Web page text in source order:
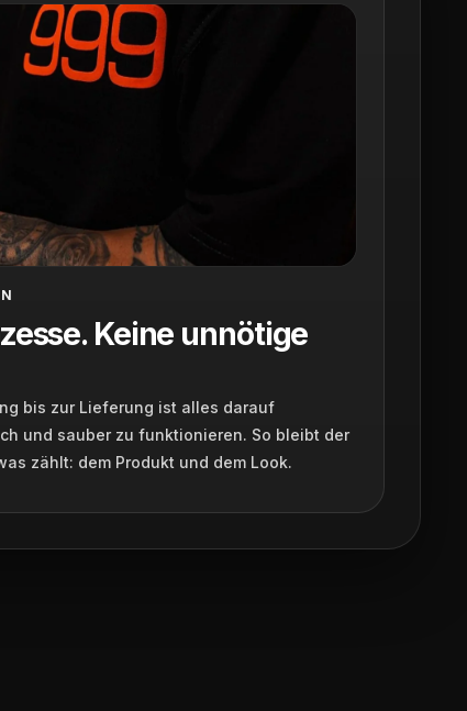
Keine unnötige
bis zur Lieferung ist alles darauf
und sauber zu funktionieren. So bleibt der
zählt: dem Produkt und dem Look.